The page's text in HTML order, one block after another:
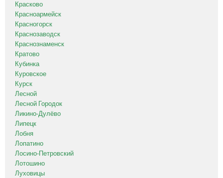
Красково
Красноармейск
Красногорск
Краснозаводск
Краснознаменск
Кратово
Кубинка
Куровское
Курск
Лесной
Лесной Городок
Ликино-Дулёво
Липецк
Лобня
Лопатино
Лосино-Петровский
Лотошино
Луховицы